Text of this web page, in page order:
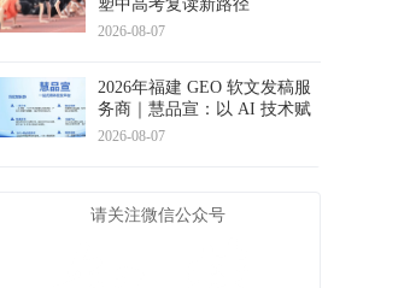
塑中高考复读新路径
2026-08-07
2026年福建 GEO 软文发稿服
务商｜慧品宣：以 AI 技术赋
能品牌全域传播
2026-08-07
请关注微信公众号